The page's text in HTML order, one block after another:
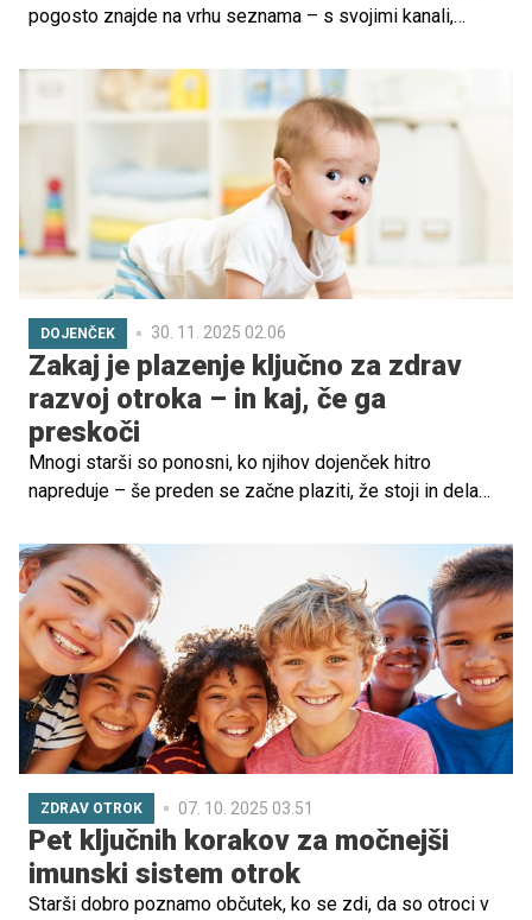
pogosto znajde na vrhu seznama – s svojimi kanali,
južneje od slavnih Benetk se skriva Chioggia, manj znana,
a nič manj očarljiva destinacija, ki ji pogosto pravijo kar
"Male Benetke".
DOJENČEK 30. 11. 2025 02.06
Zakaj je plazenje ključno za zdrav
razvoj otroka – in kaj, če ga
preskoči
Mnogi starši so ponosni, ko njihov dojenček hitro
napreduje – še preden se začne plaziti, že stoji in dela
kar shodil je!" A čeprav se to zdi kot znak napredka, lahko
preskok faze plazenja vpliva na otrokov gibalni, čustveni
in kognitivni razvoj.
ZDRAV OTROK 07. 10. 2025 03.51
Pet ključnih korakov za močnejši
imunski sistem otrok
Starši dobro poznamo občutek, ko se zdi, da so otroci v